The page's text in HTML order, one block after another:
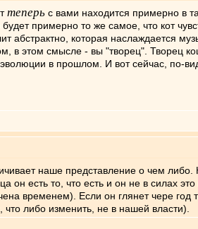
теперь с вами находится примерно в
примерно то же самое, что кот
абстрактно, которая наслаждается
в этом смысле - вы "творец". Творец
в прошлом. И вот сейчас, по-
наше представление о чем либо.
он есть то, что есть и он не в силах
временем). Если он глянет чере
либо изменить, не в нашей власти).